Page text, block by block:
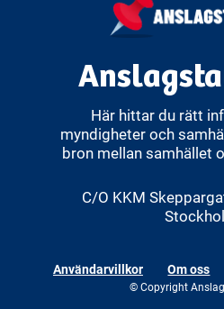
Här hittar du rätt
myndigheter och
bron mellan samhället
C/O KKM
Användarvillkor Om oss
© Copyright